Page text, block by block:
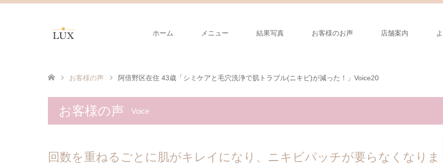
ホーム メニュー 結果写真 お客様のお声 店舗案内
お客様の声 阿倍野区在住 43歳「シミケアと毛穴洗浄で肌トラブル(ニキビ)が減った！」Voice20
お客様の声 Voice
回数を重ねるごとに肌がキレイになり、ニキビパッチが要らなくなりま